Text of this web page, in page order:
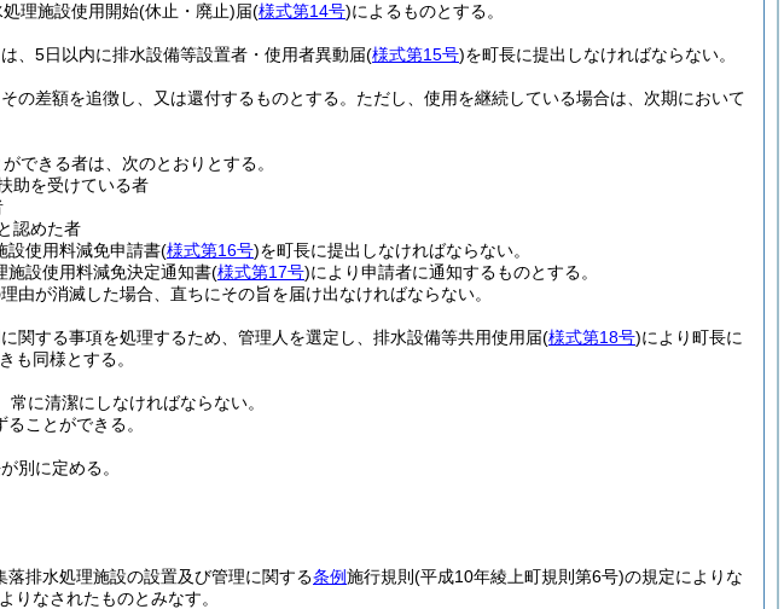
理施設使用開始(休止・廃止)届(様式第14号)によるものとする。
、5日以内に排水設備等設置者・使用者異動届(様式第15号)を町長に提出しなければならない。
の差額を追徴し、又は還付するものとする。 ただし、使用を継続している場合は、次期において
できる者は、次のとおりとする。
助を受けている者
認めた者
設使用料減免申請書(様式第16号)を町長に提出しなければならない。
施設使用料減免決定通知書(様式第17号)により申請者に通知するものとする。
由が消滅した場合、直ちにその旨を届け出なければならない。
関する事項を処理するため、管理人を選定し、排水設備等共用使用届(様式第18号)により町長に
も同様とする。
に清潔にしなければならない。
ことができる。
別に定める。
排水処理施設の設置及び管理に関する条例施行規則 (平成10年綾上町規則第6号)の規定によりな
りなされたものとみなす。